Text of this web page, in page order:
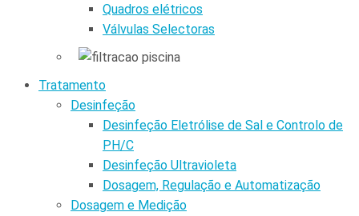
Quadros elétricos
Válvulas Selectoras
Tratamento
Desinfeção
Desinfeção Eletrólise de Sal e Controlo de
PH/C
Desinfeção Ultravioleta
Dosagem, Regulação e Automatização
Dosagem e Medição